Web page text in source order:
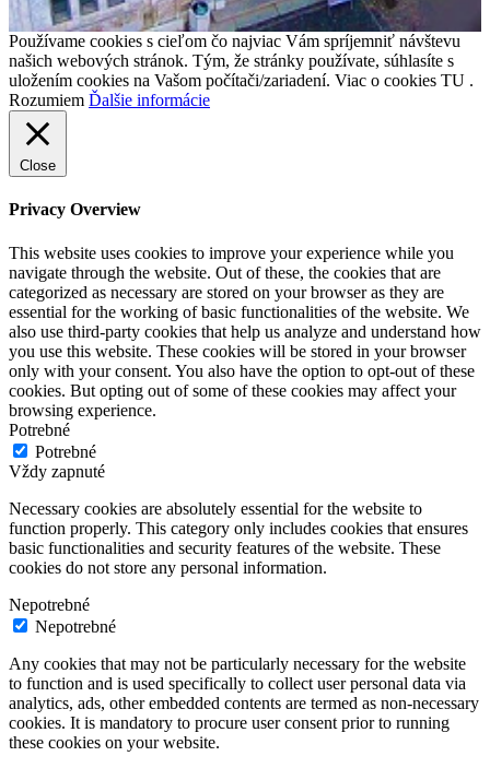
Používame cookies s cieľom čo najviac Vám spríjemniť návštevu
našich webových stránok. Tým, že stránky používate, súhlasíte s
uložením cookies na Vašom počítači/zariadení. Viac o cookies TU .
Rozumiem Ďalšie informácie
Close
Privacy Overview
This website uses cookies to improve your experience while you
navigate through the website. Out of these, the cookies that are
categorized as necessary are stored on your browser as they are
essential for the working of basic functionalities of the website. We
also use third-party cookies that help us analyze and understand how
you use this website. These cookies will be stored in your browser
only with your consent. You also have the option to opt-out of these
cookies. But opting out of some of these cookies may affect your
browsing experience.
Potrebné
Potrebné
Vždy zapnuté
Necessary cookies are absolutely essential for the website to
function properly. This category only includes cookies that ensures
basic functionalities and security features of the website. These
cookies do not store any personal information.
Nepotrebné
Nepotrebné
Any cookies that may not be particularly necessary for the website
to function and is used specifically to collect user personal data via
analytics, ads, other embedded contents are termed as non-necessary
cookies. It is mandatory to procure user consent prior to running
these cookies on your website.